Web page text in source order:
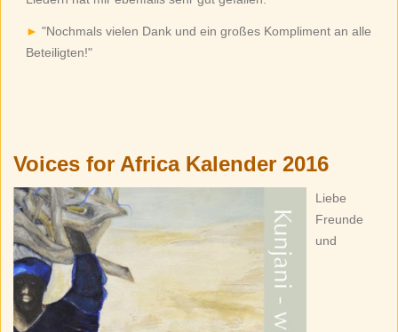
"Nochmals vielen Dank und ein großes Kompliment an alle
Beteiligten!"
Voices for Africa Kalender 2016
Liebe
Freunde
und